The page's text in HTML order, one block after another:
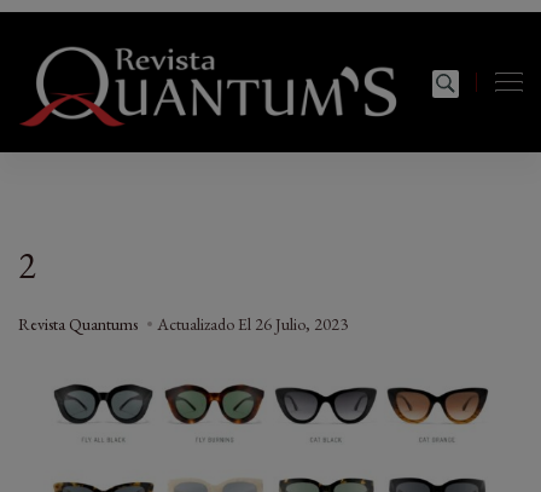
Revista Quantums
Todo sobre Moda, cultura, gastronomía y estilo de
2
Revista Quantums Actualizado El 26 Julio, 2023
modal-check